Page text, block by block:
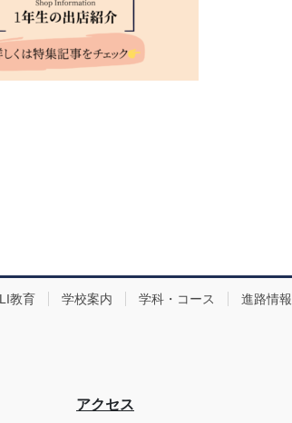
教育 学校案内 学科・コース 進路情報
アクセス